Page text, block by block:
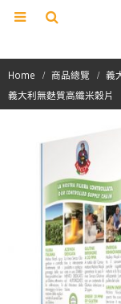
Home 商品總覽
義
義大利無麩質高纖米穀片